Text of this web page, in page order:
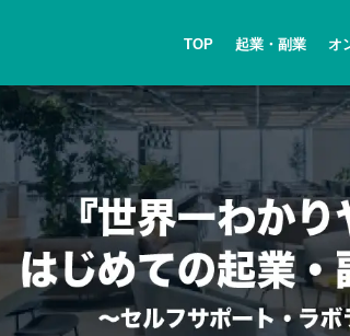
TOP 起業・副業 オ